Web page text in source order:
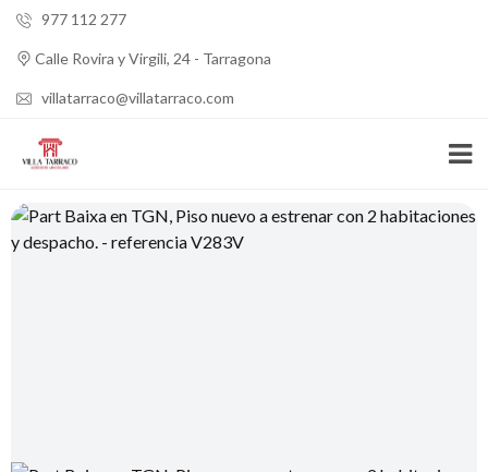
977 112 277
Calle Rovira y Virgili, 24 - Tarragona
villatarraco@villatarraco.com